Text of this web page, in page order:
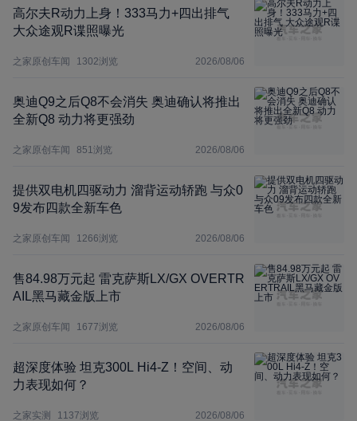
高尔夫R动力上身！333马力+四出排气
大众途观R谍照曝光
之家原创车闻 1302浏览 2026/08/06
奥迪Q9之后Q8不会消失 奥迪确认将推出
全新Q8 动力将更强劲
之家原创车闻 851浏览 2026/08/06
提供双电机四驱动力 溜背运动轿跑 与众0
9发布四款全新车色
之家原创车闻 1266浏览 2026/08/06
售84.98万元起 雷克萨斯LX/GX OVERTR
AIL黑马藏金版上市
之家原创车闻 1677浏览 2026/08/06
超深度体验 坦克300L Hi4-Z！空间、动
力表现如何？
之家实测 1137浏览 2026/08/06